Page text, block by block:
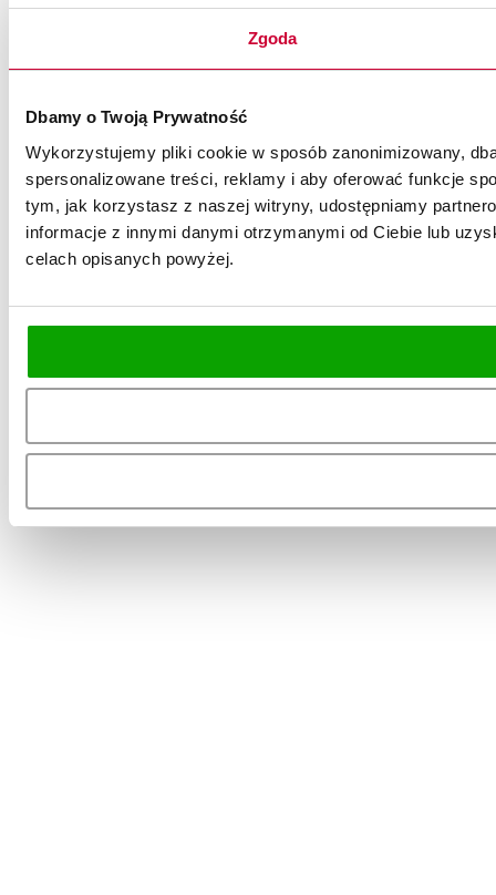
Zgoda
Dbamy o Twoją Prywatność
Wykorzystujemy pliki cookie w sposób zanonimizowany,
spersonalizowane treści, reklamy i aby oferować funkcje
tym, jak korzystasz z naszej witryny, udostępniamy
informacje z innymi danymi otrzymanymi od Ciebie lub
celach opisanych powyżej.